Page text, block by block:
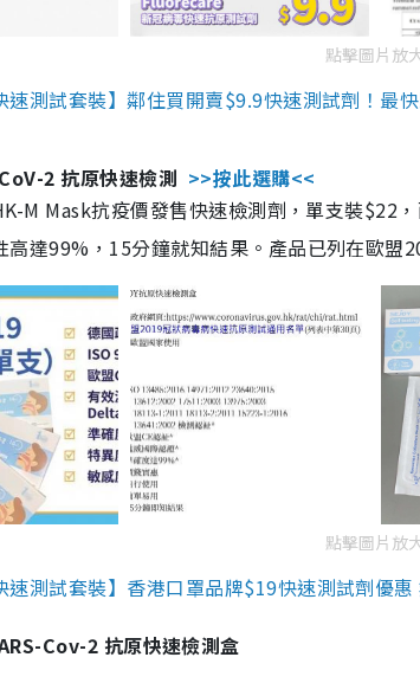
點擊圖片放
速測試套裝】鄰住買開賣$9.9快速測試劑！最
2 抗原快速檢測 >>按此選購<<
M Mask抗疫價發售快速檢測劑，單支裝$22
高達99%，15分鐘就知結果。產品已列在歐盟
點擊圖片放
速測試套裝】香港口罩品牌$19快速測試劑優
Cov-2 抗原快速檢測盒